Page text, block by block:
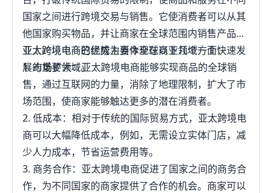
国家之间进行跨境交易与销售。它使消费者可以从其
他国家购买物品，并让商家在全球范围内销售产品。
亚太跨境电商已经成为当今全球商业领域一个快速发
展的重要领域。
亚太跨境电商的优势主要体现在以下几个方面：
1. 市场扩大：亚太跨境电商能够实现商品的全球销
售，通过互联网的力量，消除了地理限制，扩大了市
场范围，使商家能够触达更多的潜在消费者。
2. 低成本：相对于传统的国际贸易方式，亚太跨境电
商可以大幅降低成本，例如，无需设立实体门店，减
少人力成本，节省运营费用等。
3. 商务合作：亚太跨境电商促进了国家之间的商务合
作，为不同国家的商家提供了合作的机会。商家可以